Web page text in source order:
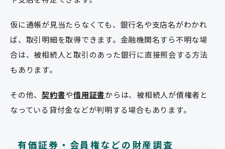
仮に通帳が見当たらなくても、銀行名や支店名がわかれ
ば、取引明細を取得できます。金融機関名すら不明な場
合は、被相続人と取引のあった銀行に直接照会する方法
もあります。
その他、 契約書や借用証書からは、被相続人が債権者と
なっている貸付金などが判明する場合もあります。
有価証券・会員権などの財産調査